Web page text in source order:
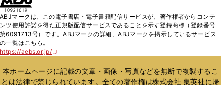
く
ド
ウ
で
ィ
ン
ド
開
く
ABJマークは、この電子書店・電子書籍配信サービスが、著作権者からコンテ
ンツ使用許諾を得た正規版配信サービスであることを示す登録商標（登録番号
第6091713号）です。ABJマークの詳細、ABJマークを掲示しているサービス
の一覧はこちら。
https://aebs.or.jp/
新
い
ウ
本ホームページに記載の文章・画像・写真などを無断で複製するこ
とは法律で禁じられています。全ての著作権は株式会社 集英社に帰